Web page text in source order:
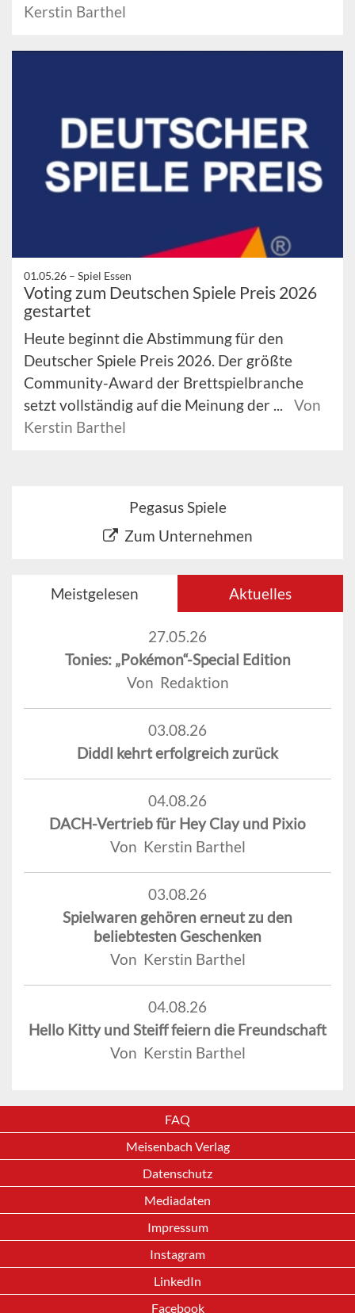
Kerstin Barthel
01.05.26 – Spiel Essen
Voting zum Deutschen Spiele Preis 2026
gestartet
Heute beginnt die Abstimmung für den
Deutscher Spiele Preis 2026. Der größte
Community-Award der Brettspielbranche
setzt vollständig auf die Meinung der ...
Von
Kerstin Barthel
Pegasus Spiele
Zum Unternehmen
Meistgelesen Aktuelles
27.05.26
Tonies: „Pokémon“-Special Edition
Von Redaktion
03.08.26
Diddl kehrt erfolgreich zurück
04.08.26
DACH-Vertrieb für Hey Clay und Pixio
Von Kerstin Barthel
03.08.26
Spielwaren gehören erneut zu den
beliebtesten Geschenken
Von Kerstin Barthel
04.08.26
Hello Kitty und Steiff feiern die Freundschaft
Von Kerstin Barthel
FAQ
Meisenbach Verlag
Datenschutz
Mediadaten
Impressum
Instagram
LinkedIn
Facebook